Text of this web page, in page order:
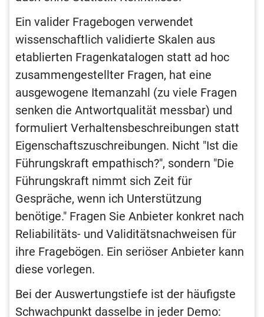
Ein valider Fragebogen verwendet
wissenschaftlich validierte Skalen aus
etablierten Fragenkatalogen statt ad hoc
zusammengestellter Fragen, hat eine
ausgewogene Itemanzahl (zu viele Fragen
senken die Antwortqualität messbar) und
formuliert Verhaltensbeschreibungen statt
Eigenschaftszuschreibungen. Nicht "Ist die
Führungskraft empathisch?", sondern "Die
Führungskraft nimmt sich Zeit für
Gespräche, wenn ich Unterstützung
benötige." Fragen Sie Anbieter konkret nach
Reliabilitäts- und Validitätsnachweisen für
ihre Fragebögen. Ein seriöser Anbieter kann
diese vorlegen.
Bei der Auswertungstiefe ist der häufigste
Schwachpunkt dasselbe in jeder Demo: